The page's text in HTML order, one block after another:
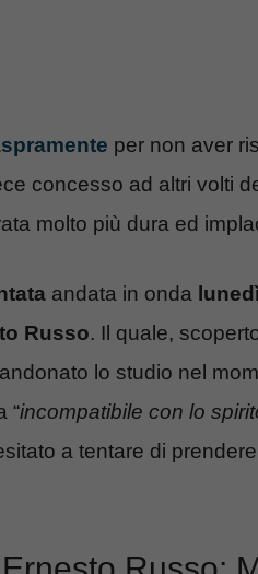
per non aver
concesso ad altri volti
molto più dura ed
andata in onda
Russo. Il quale,
lo studio nel
“incompatibile con lo
a tentare di